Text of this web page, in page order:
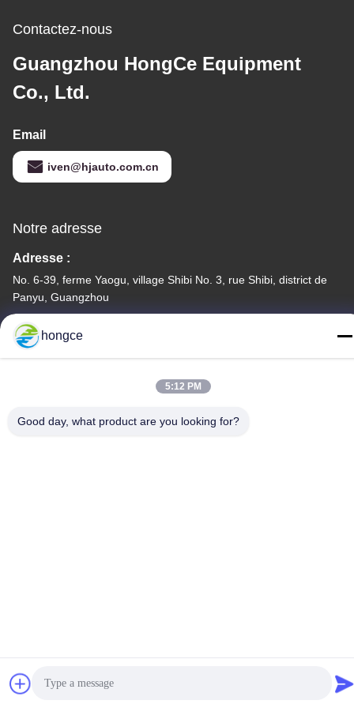
Contactez-nous
Guangzhou HongCe Equipment
Co., Ltd.
Email
iven@hjauto.com.cn
Notre adresse
Adresse :
No. 6-39, ferme Yaogu, village Shibi No. 3, rue Shibi, district de
Panyu, Guangzhou
Téléphone :
86-18998460309
hongce
5:12 PM
Good day, what product are you looking for?